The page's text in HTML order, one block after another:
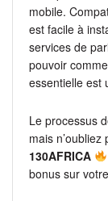
mobile.
est facile à
services de
pouvoir
essentielle est
Le processus
mais
130AFRICA
bonus sur